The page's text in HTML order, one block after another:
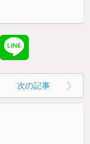
次の記事